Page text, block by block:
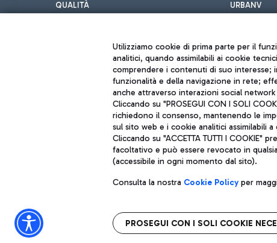
QUALITÀ URBANV
Aeroporti di Roma S.p.A. - Società soggetta a direzione e
Codice fiscale e Registro delle Imprese di Roma 13032990155 P. IVA
Capitale sociale 62.224.743,00 int. vers.
Sede legale: Via Pier Paolo Racchetti 1 - 00054 Fiumicino (RM) telefono
Utilizziamo cookie di prima parte per il
analitici, quando assimilabili ai cookie
comprendere i contenuti di suo interesse;
funzionalità e della navigazione in rete;
anche attraverso interazioni social
Cliccando su "PROSEGUI CON I SOLI
richiedono il consenso, mantenendo le
sul sito web e i cookie analitici assimilabili a
Cliccando su "ACCETTA TUTTI I
facoltativo e può essere revocato in
(accessibile in ogni momento dal sito).
Consulta la nostra Cookie Policyper
PROSEGUI CON I SOLI COOKIE